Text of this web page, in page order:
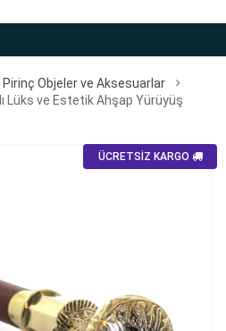
Pirinç Objeler ve Aksesuarlar
Lüks ve Estetik Ahşap Yürüyüş
ÜCRETSİZ KARGO